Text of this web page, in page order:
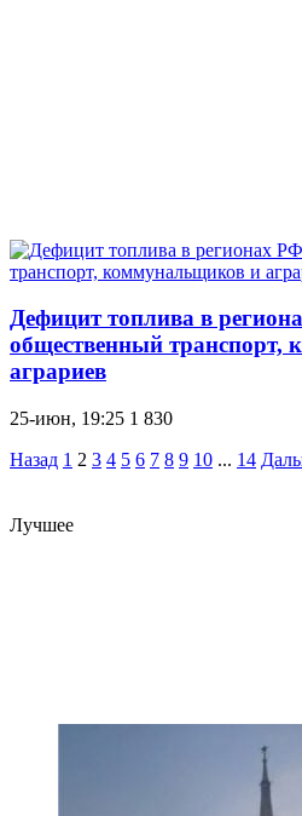
Дефицит топлива в
общественный транспорт,
аграриев
25-июн, 19:25 1 830
Назад 1 2 3 4 5 6 7 8 9 10 ... 14
Лучшее